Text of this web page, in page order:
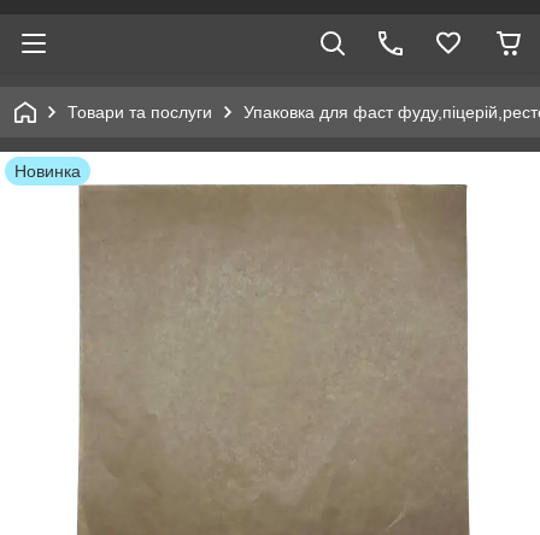
Товари та послуги Упаковка для фаст
Новинка